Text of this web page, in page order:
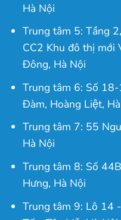
Hà Nội
Trung tâm 5: Tầng
CC2 Khu đô thị mới
Đông, Hà Nội
Trung tâm 6: Số
Đàm, Hoàng Liệt,
Trung tâm 7: 55
Hà Nội
Trung tâm 8: Số
Hưng, Hà Nội
Trung tâm 9: Lô 14